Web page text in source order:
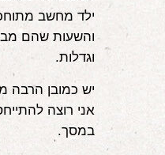
ילד מחשב
והשעות שהם
וגדלות.
יש כמובן הרבה
אני רוצה
במסך.